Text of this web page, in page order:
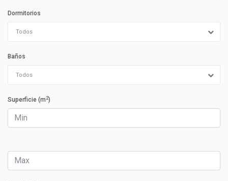
Dormitorios
Todos
Baños
Todos
Superficie (m 2)